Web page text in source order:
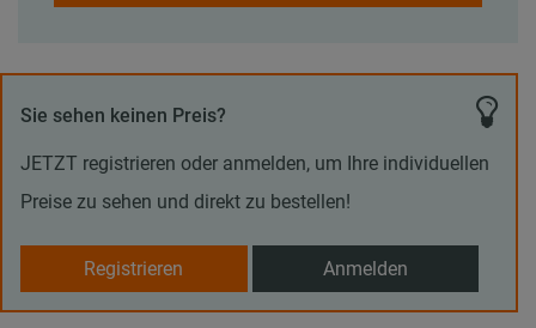
Sie sehen keinen Preis?
JETZT registrieren oder anmelden, um Ihre individuellen
Preise zu sehen und direkt zu bestellen!
Registrieren Anmelden